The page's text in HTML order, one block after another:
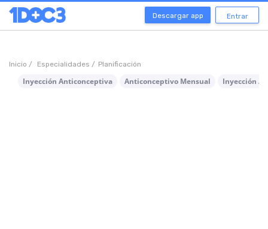
Descargar app Entrar
Inicio / Especialidades / Planificación
Inyección Anticonceptiva Anticonceptivo Mensual Inyección